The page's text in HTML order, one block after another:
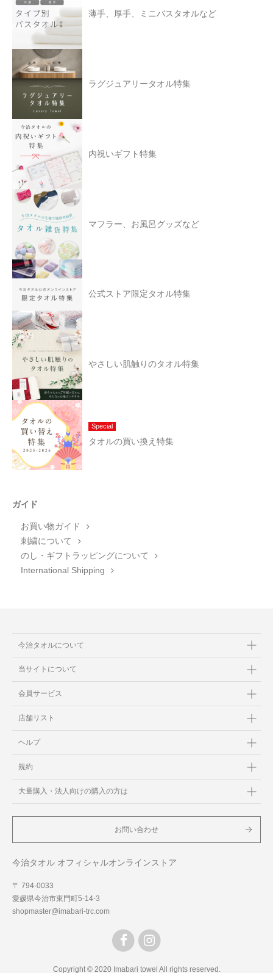
薄手、厚手、ミニバスタオルなど
ラグジュアリータオル特集
内祝いギフト特集
マフラー、お風呂グッズなど
公式ストア限定タオル特集
やさしい肌触りのタオル特集
Special
タオルの買い換え特集
ガイド
お買い物ガイド
刺繍について
のし・ギフトラッピングについて
International Shipping
今治タオルについて
当サイトについて
会員サービス
店舗リスト
ヘルプ
規約
大量購入・法人向けの購入の方は
お問い合わせ
今治タオル オフィシャルオンラインストア
〒 794-0033
愛媛県今治市東門町5-14-3
shopmaster@imabari-trc.com
Copyright © 2020 Imabari towel All rights reserved.